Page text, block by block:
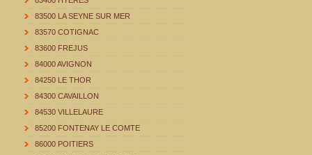
83500 LA SEYNE SUR MER
83570 COTIGNAC
83600 FREJUS
84000 AVIGNON
84250 LE THOR
84300 CAVAILLON
84530 VILLELAURE
85200 FONTENAY LE COMTE
86000 POITIERS